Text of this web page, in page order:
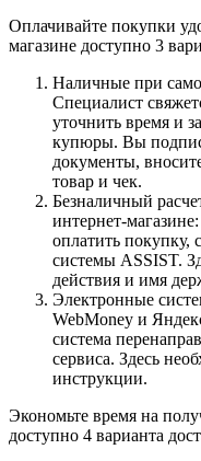
Оплачивайте покупки
магазине доступно 3
Наличные при
Специалист
уточнить время и
купюры. Вы
документы,
товар и чек.
Безналичный
интернет-
оплатить покупку,
системы ASSIST.
действия и имя
Электронные
WebMoney и
система
сервиса. Здесь
инструкции.
Экономьте время на
доступно 4 варианта